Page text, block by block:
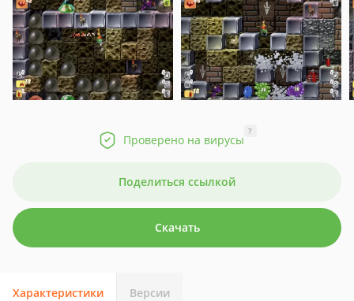
Проверено на вирусы
?
Поделиться ссылкой
Скачать
Характеристики Версии